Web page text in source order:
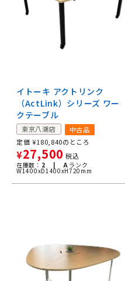
イトーキ アクトリンク
（ActLink）シリーズ ワー
クテーブル
東京八潮店
中古品
定価 ¥180,840のところ
¥27,500 税込
在庫数： 2 | Aランク
W1400xD1400xH720mm